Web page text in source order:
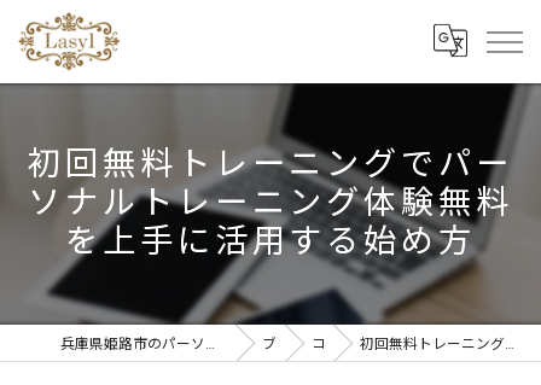
初回無料トレーニングでパー
ソナルトレーニング体験無料
を上手に活用する始め方
兵庫県姫路市のパーソナルジムならリラクゼーションandパーソナルトレーニングLasyl ブログ コラム 初回無料トレーニングでパーソナルトレーニング体験無料を上手に活用する始め方